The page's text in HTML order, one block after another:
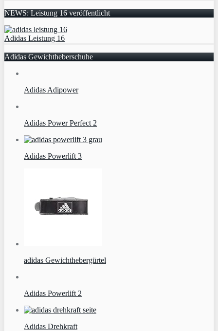
NEWS: Leistung 16 veröffentlicht
Adidas Leistung 16
Adidas Gewichtheberschuhe
Adidas Adipower
Adidas Power Perfect 2
Adidas Powerlift 3
adidas Gewichthebergürtel
Adidas Powerlift 2
Adidas Drehkraft